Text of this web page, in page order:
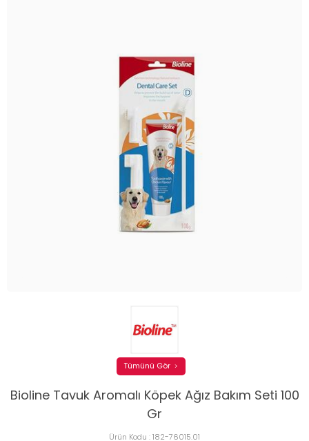
Bioline Tavuk Aromalı Köpek Ağız Bakım Seti 100
Gr
Ürün Kodu :182-76015.01
Tümünü Gör